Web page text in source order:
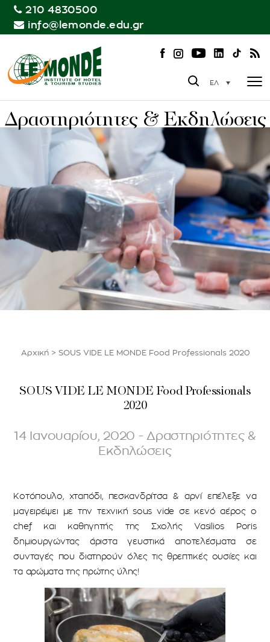
210 4830500
info@lemonde.edu.gr
ΕΛ
Δραστηριότητες & Εκδηλώσεις
Αρχική> SOUS VIDE LE MONDE Food Professionals 2020
SOUS VIDE LE MONDE Food Professionals
2020
14 Ιανουαρίου, 2020 - Δραστηριότητες &
Εκδηλώσεις
Κοτόπουλο, χταπόδι, πεσκανδρίτσα & αρνί επέλεξε να
μαγειρέψει με την τεχνική sous vide σε κενό αέρος ο
chef και καθηγητής της Σχολής Vasilios Poris
δημιουργώντας άριστα γευστικά αποτελέσματα σε
συνταγές που διατηρούν όλες τις θρεπτικές ουσίες και
τα αρώματα της πρώτης ύλης!